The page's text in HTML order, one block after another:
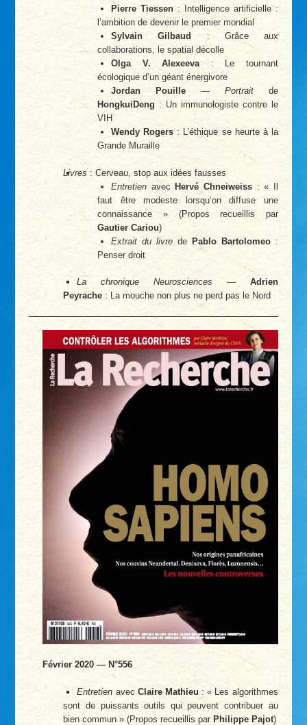
Pierre Tiessen : Intelligence artificielle :
l’ambition de devenir le premier mondial
Sylvain Gilbaud : Grâce aux
collaborations, le spatial décolle
Olga V. Alexeeva: Le tournant
écologique d’un géant énergivore
Jordan Pouille—Portraitde
HongkuiDeng : Un immunologiste contre le
VIH
Wendy Rogers : L’éthique se heurte à la
Grande Muraille
Livres : Cerveau, stop aux idées fausses
Entretien avec Hervé Chneiweiss: « Il
faut être modeste lorsqu’on diffuse une
connaissance » (Propos recueillis par
Gautier Cariou)
Extrait du livredePablo Bartolomeo:
Penser droit
La chronique Neurosciences — Adrien
Peyrache : La mouche non plus ne perd pas le Nord
Février 2020 — N°556
Entretien avecClaire Mathieu: « Les algorithmes
sont de puissants outils qui peuvent contribuer au
bien commun » (Propos recueillis parPhilippe Pajot)